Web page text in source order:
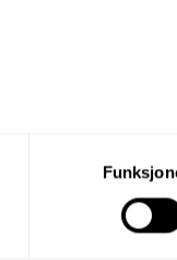
gir du din tillatelse
under formålet,